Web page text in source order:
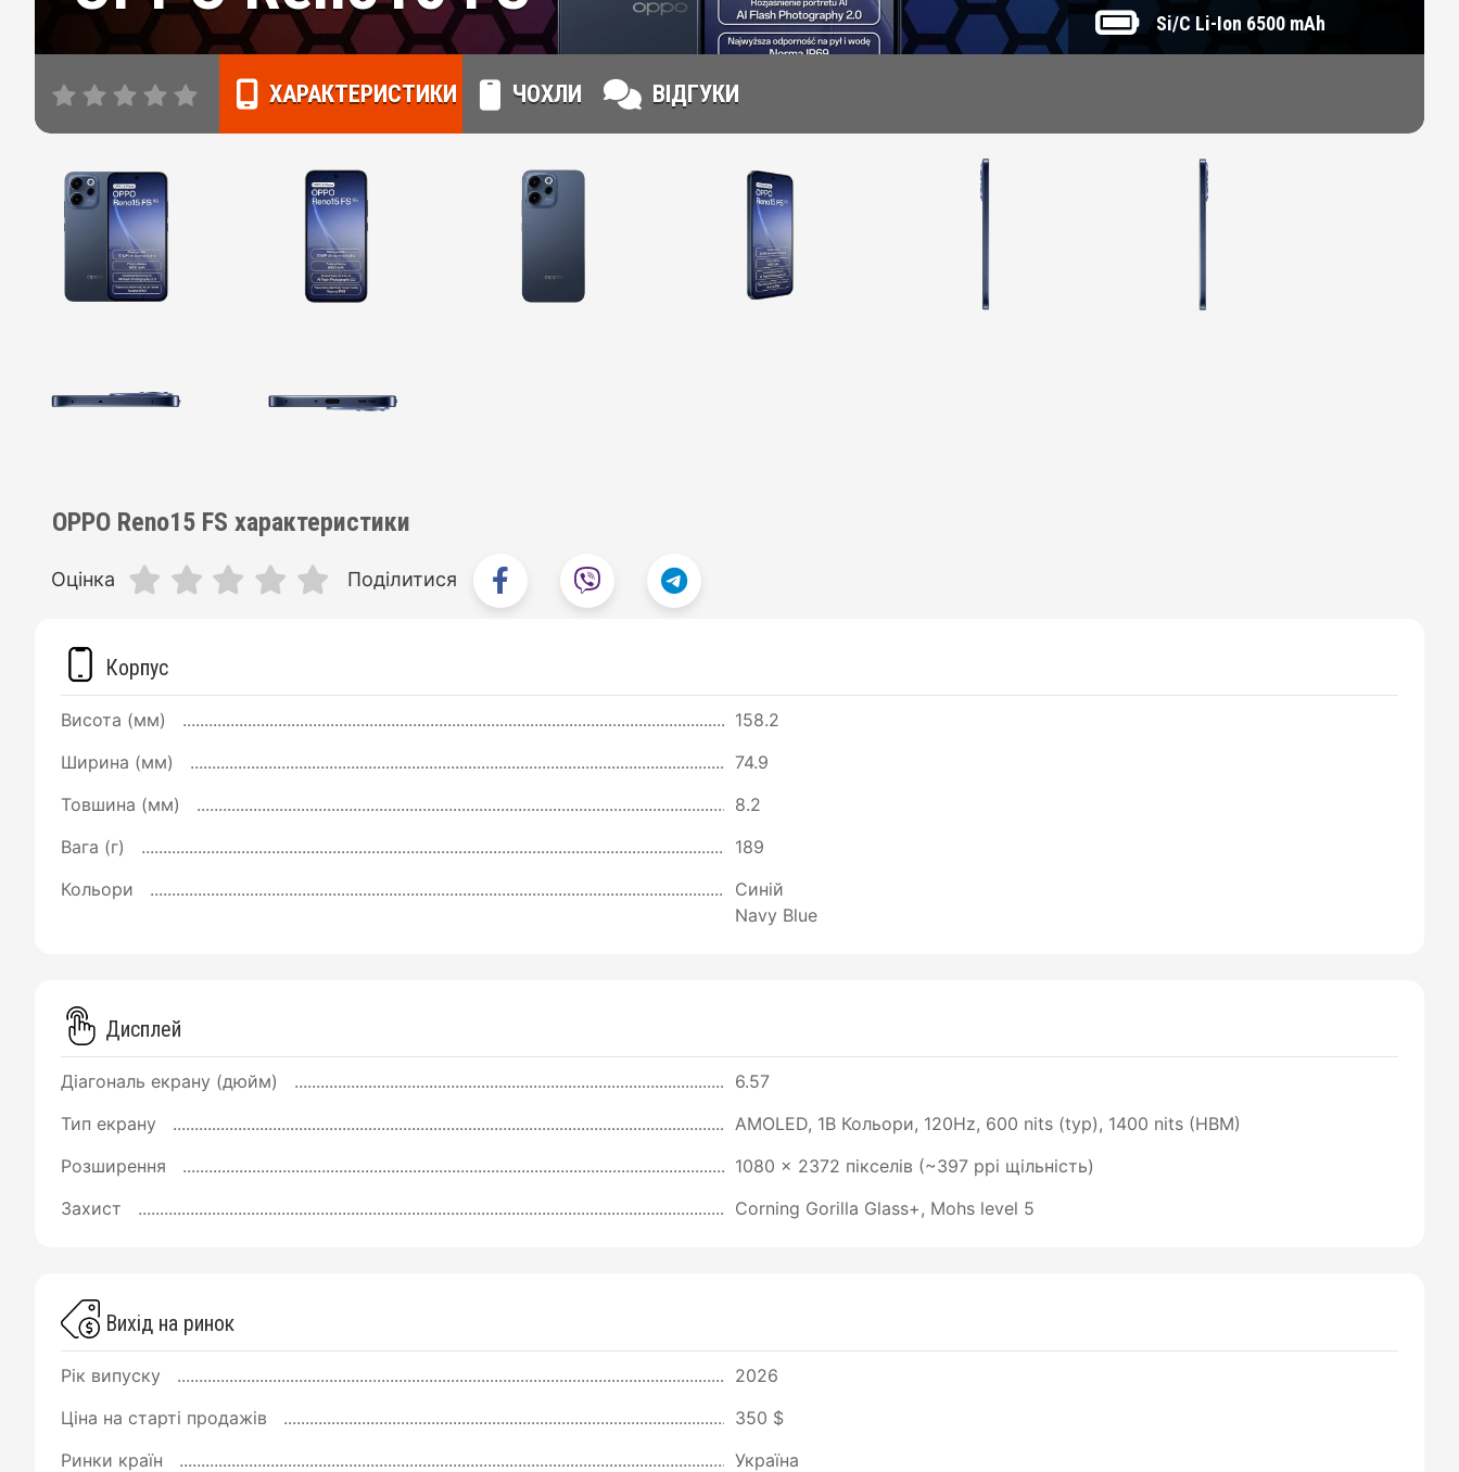
ХАРАКТЕРИСТИКИ ЧОХЛИ ВІДГУКИ
Si/C Li-Ion 6500 mAh
OPPO Reno15 FS характеристики
Оцінка Поділитися
Корпус
Висота (мм)
158.2
Ширина (мм)
74.9
Товшина (мм)
8.2
Вага (г)
189
Кольори
Синій
Navy Blue
Дисплей
Діагональ екрану (дюйм)
6.57
Тип екрану
AMOLED, 1B Кольори, 120Hz, 600 nits (typ), 1400 nits (HBM)
Розширення
1080 x 2372 пікселів (~397 ppi щільність)
Захист
Corning Gorilla Glass+, Mohs level 5
Вихід на ринок
Рік випуску
2026
Ціна на старті продажів
350 $
Ринки країн
Україна